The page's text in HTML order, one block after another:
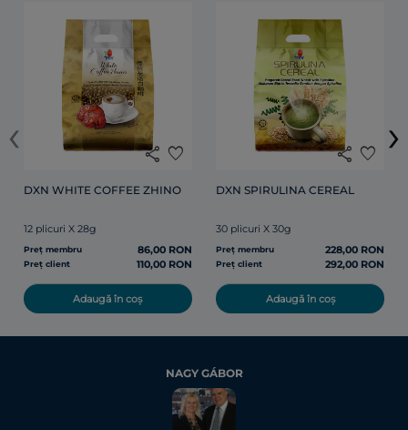
share favorite
DXN WHITE COFFEE ZHINO
12 plicuri X 28g
Preț membru 86,00 RON
Preț client 110,00 RON
Adaugă în coș
share favorite
DXN SPIRULINA CEREAL
30 plicuri X 30g
Preț membru 228,00 RON
Preț client 292,00 RON
Adaugă în coș
‹ ›
NAGY GÁBOR